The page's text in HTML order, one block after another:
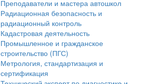
Преподаватели и мастера автошкол
Радиационная безопасность и
радиационный контроль
Кадастровая деятельность
Промышленное и гражданское
строительство (ПГС)
Метрология, стандартизация и
сертификация